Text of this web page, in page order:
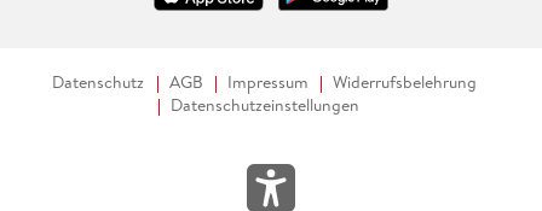
Datenschutz AGB Impressum
Widerrufsbelehrung
Datenschutzeinstellungen